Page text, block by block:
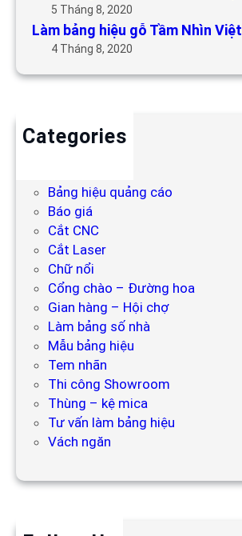
5 Tháng 8, 2020
Làm bảng hiệu gỗ Tầm Nhìn Việt
4 Tháng 8, 2020
Categories
Bảng hiệu quảng cáo
Báo giá
Cắt CNC
Cắt Laser
Chữ nổi
Cổng chào – Đường hoa
Gian hàng – Hội chợ
Làm bảng số nhà
Mẫu bảng hiệu
Tem nhãn
Thi công Showroom
Thùng – kệ mica
Tư vấn làm bảng hiệu
Vách ngăn